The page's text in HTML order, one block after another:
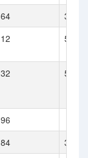
64
3.75
12 5.4
32 5.3
96
84
3.7